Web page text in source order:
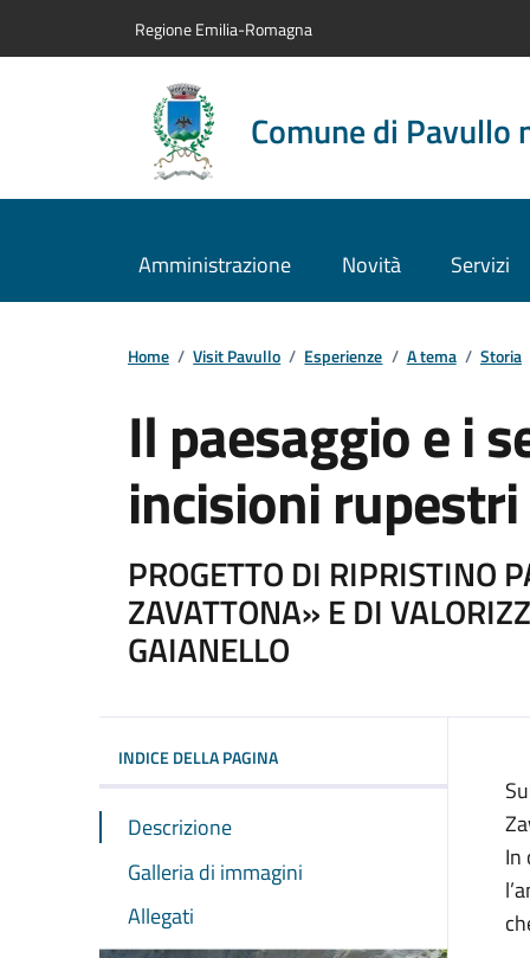
Regione Emilia-Romagna
Comune di Pavullo
Amministrazione Novità Servizi
Home / Visit Pavullo / Esperienze / A tema / Storia
Il paesaggio e i
incisioni
PROGETTO DI RIPRISTINO
ZAVATTONA» E DI
GAIANELLO
INDICE DELLA PAGINA
Descrizione
Galleria di immagini
Allegati
In